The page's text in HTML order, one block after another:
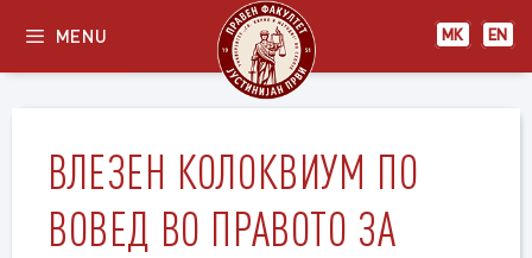
content
МК EN
MENU
ВЛЕЗЕН КОЛОКВИУМ ПО
ВОВЕД ВО ПРАВОТО ЗА